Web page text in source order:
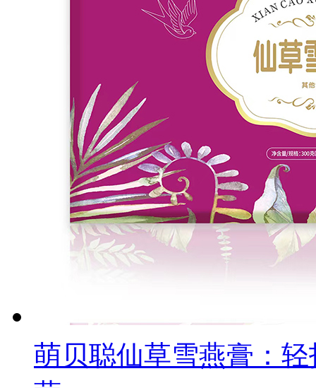
萌贝聪仙草雪燕膏：